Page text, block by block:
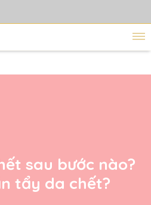
sau bước nào?
tẩy da chết?